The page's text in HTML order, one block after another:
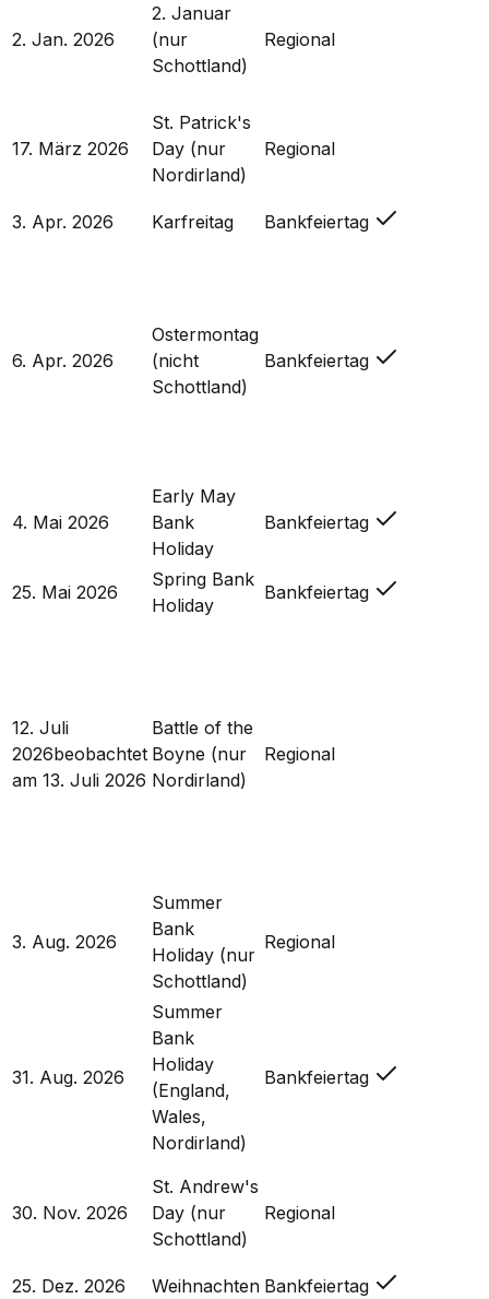
2. Jan. 2026
2. Januar
(nur
Schottland)
Regional
17. März 2026
St. Patrick's
Day (nur
Nordirland)
Regional
3. Apr. 2026 Karfreitag Bankfeiertag
6. Apr. 2026
Ostermontag
(nicht
Schottland)
Bankfeiertag
4. Mai 2026
Early May
Bank
Holiday
Bankfeiertag
25. Mai 2026
Spring Bank
Holiday
Bankfeiertag
12. Juli
2026beobachtet
am 13. Juli 2026
Battle of the
Boyne (nur
Nordirland)
Regional
3. Aug. 2026
Summer
Bank
Holiday (nur
Schottland)
Regional
31. Aug. 2026
Summer
Bank
Holiday
(England,
Wales,
Nordirland)
Bankfeiertag
30. Nov. 2026
St. Andrew's
Day (nur
Schottland)
Regional
25. Dez. 2026 Weihnachten Bankfeiertag